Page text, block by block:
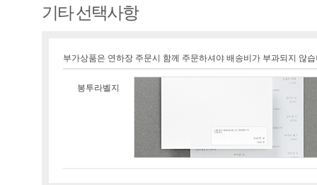
기타 선택사항
부가상품은 연하장 주문시 함께 주문하셔야 배송비가 부과되지 않
봉투라벨지